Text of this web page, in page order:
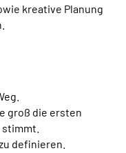
kreative Planung
groß die ersten
definieren.